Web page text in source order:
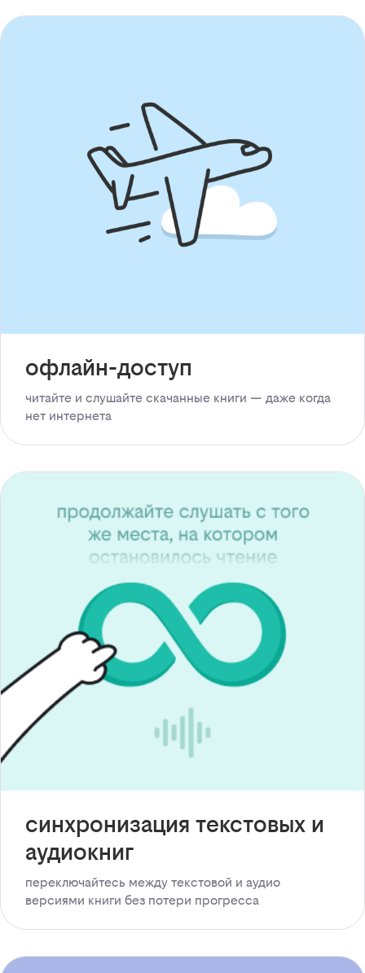
офлайн-доступ
читайте и слушайте скачанные книги — даже когда
нет интернета
синхронизация текстовых и
аудиокниг
переключайтесь между текстовой и аудио
версиями книги без потери прогресса